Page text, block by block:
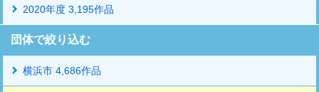
2020年度 3,195作品
団体で絞り込む
横浜市 4,686作品